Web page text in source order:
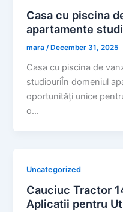
Casa cu piscina
apartamente
mara/ December 31, 2025
Casa cu piscina de
studiouriÎn domeniul
oportunități unice
o…
Uncategorized
Cauciuc Tractor
Aplicatii pentru